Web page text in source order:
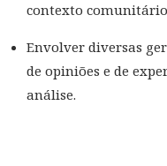
contexto
Envolver diversas
de opiniões e de
análise.